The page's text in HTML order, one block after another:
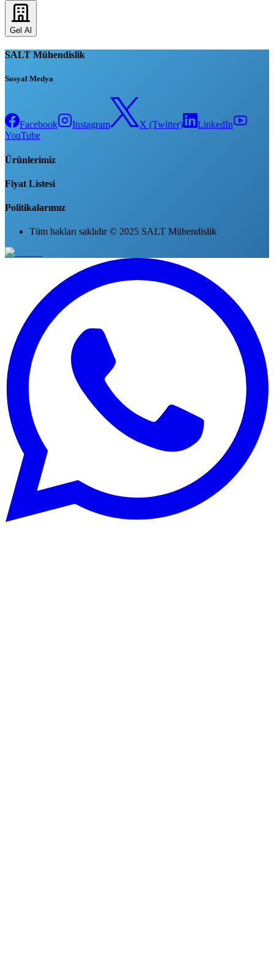
Gel Al
SALT Mühendislik
Sosyal Medya
Facebook Instagram X (Twitter)
LinkedIn
YouTube
Ürünlerimiz
Fiyat Listesi
Politikalarımız
Tüm hakları saklıdır © 2025 SALT Mühendislik